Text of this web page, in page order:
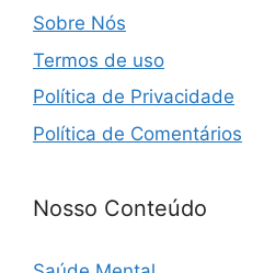
Sobre Nós
Termos de uso
Política de Privacidade
Política de Comentários
Nosso Conteúdo